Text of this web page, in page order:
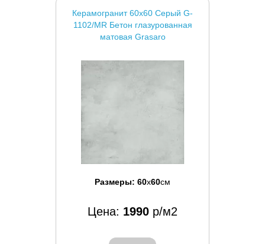
Керамогранит 60x60 Серый G-
1102/MR Бетон глазурованная
матовая Grasaro
Размеры: 60x60см
Цена: 1990 р/м2